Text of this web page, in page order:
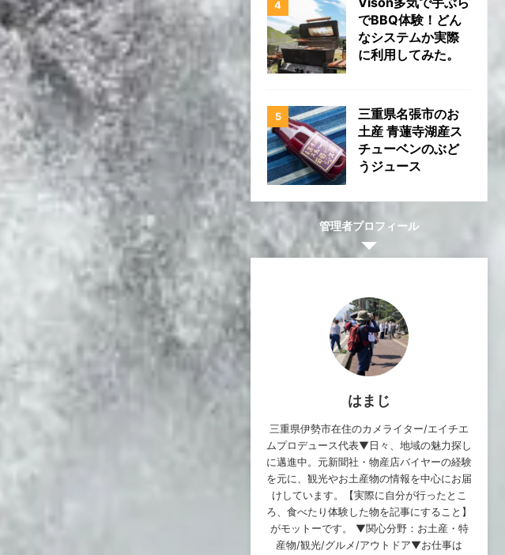
でBBQ体験！どん
なシステムか実際
に利用してみた。
三重県名張市のお
土産 青蓮寺湖産ス
チューベンのぶど
うジュース
管理者プロフィール
はまじ
三重県伊勢市在住のカメライター/エイチエ
ムプロデュース代表▼日々、地域の魅力探し
に邁進中。元新聞社・物産店バイヤーの経験
を元に、観光やお土産物の情報を中心にお届
けしています。【実際に自分が行ったとこ
ろ、食べたり体験した物を記事にすること】
がモットーです。 ▼関心分野：お土産・特
産物/観光/グルメ/アウトドア▼お仕事は